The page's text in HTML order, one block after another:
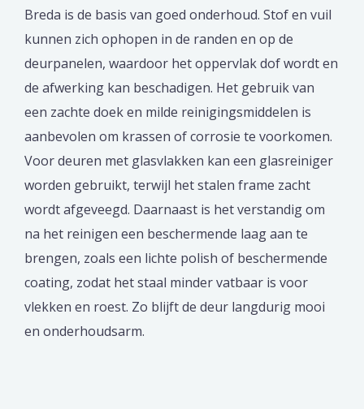
Breda is de basis van goed onderhoud. Stof en vuil
kunnen zich ophopen in de randen en op de
deurpanelen, waardoor het oppervlak dof wordt en
de afwerking kan beschadigen. Het gebruik van
een zachte doek en milde reinigingsmiddelen is
aanbevolen om krassen of corrosie te voorkomen.
Voor deuren met glasvlakken kan een glasreiniger
worden gebruikt, terwijl het stalen frame zacht
wordt afgeveegd. Daarnaast is het verstandig om
na het reinigen een beschermende laag aan te
brengen, zoals een lichte polish of beschermende
coating, zodat het staal minder vatbaar is voor
vlekken en roest. Zo blijft de deur langdurig mooi
en onderhoudsarm.